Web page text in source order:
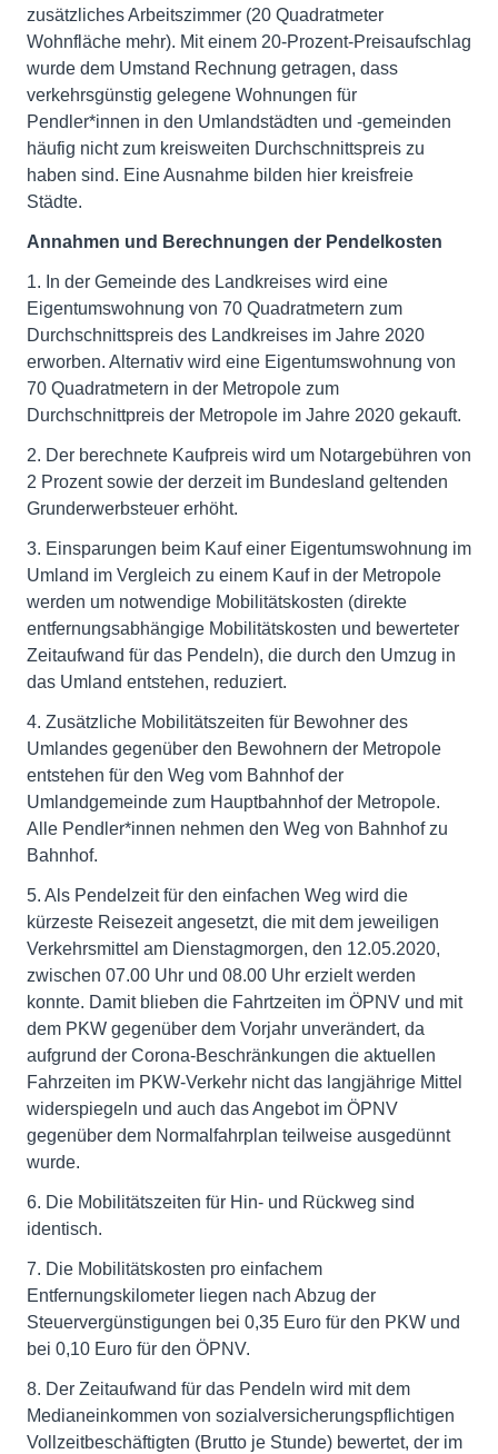
zusätzliches Arbeitszimmer (20 Quadratmeter
Wohnfläche mehr). Mit einem 20-Prozent-Preisaufschlag
wurde dem Umstand Rechnung getragen, dass
verkehrsgünstig gelegene Wohnungen für
Pendler*innen in den Umlandstädten und -gemeinden
häufig nicht zum kreisweiten Durchschnittspreis zu
haben sind. Eine Ausnahme bilden hier kreisfreie
Städte.
Annahmen und Berechnungen der Pendelkosten
1. In der Gemeinde des Landkreises wird eine
Eigentumswohnung von 70 Quadratmetern zum
Durchschnittspreis des Landkreises im Jahre 2020
erworben. Alternativ wird eine Eigentumswohnung von
70 Quadratmetern in der Metropole zum
Durchschnittpreis der Metropole im Jahre 2020 gekauft.
2. Der berechnete Kaufpreis wird um Notargebühren von
2 Prozent sowie der derzeit im Bundesland geltenden
Grunderwerbsteuer erhöht.
3. Einsparungen beim Kauf einer Eigentumswohnung im
Umland im Vergleich zu einem Kauf in der Metropole
werden um notwendige Mobilitätskosten (direkte
entfernungsabhängige Mobilitätskosten und bewerteter
Zeitaufwand für das Pendeln), die durch den Umzug in
das Umland entstehen, reduziert.
4. Zusätzliche Mobilitätszeiten für Bewohner des
Umlandes gegenüber den Bewohnern der Metropole
entstehen für den Weg vom Bahnhof der
Umlandgemeinde zum Hauptbahnhof der Metropole.
Alle Pendler*innen nehmen den Weg von Bahnhof zu
Bahnhof.
5. Als Pendelzeit für den einfachen Weg wird die
kürzeste Reisezeit angesetzt, die mit dem jeweiligen
Verkehrsmittel am Dienstagmorgen, den 12.05.2020,
zwischen 07.00 Uhr und 08.00 Uhr erzielt werden
konnte. Damit blieben die Fahrtzeiten im ÖPNV und mit
dem PKW gegenüber dem Vorjahr unverändert, da
aufgrund der Corona-Beschränkungen die aktuellen
Fahrzeiten im PKW-Verkehr nicht das langjährige Mittel
widerspiegeln und auch das Angebot im ÖPNV
gegenüber dem Normalfahrplan teilweise ausgedünnt
wurde.
6. Die Mobilitätszeiten für Hin- und Rückweg sind
identisch.
7. Die Mobilitätskosten pro einfachem
Entfernungskilometer liegen nach Abzug der
Steuervergünstigungen bei 0,35 Euro für den PKW und
bei 0,10 Euro für den ÖPNV.
8. Der Zeitaufwand für das Pendeln wird mit dem
Medianeinkommen von sozialversicherungspflichtigen
Vollzeitbeschäftigten (Brutto je Stunde) bewertet, der im